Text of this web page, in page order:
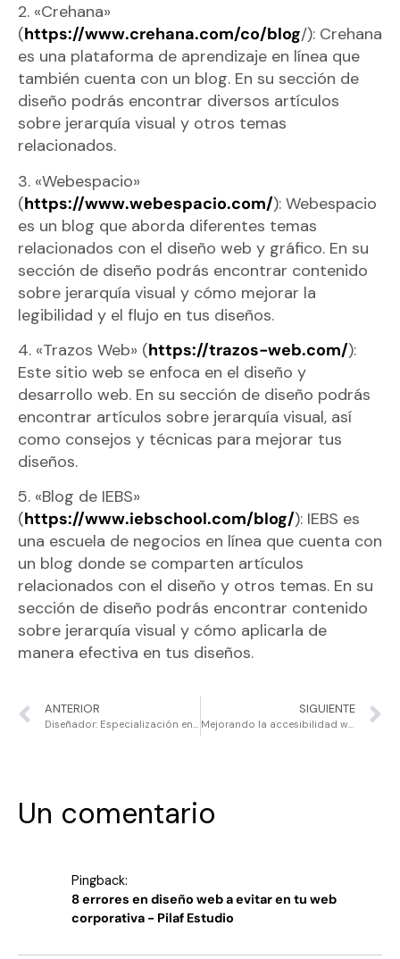
2. «Crehana»
(https://www.crehana.com/co/blog/): Crehana
es una plataforma de aprendizaje en línea que
también cuenta con un blog. En su sección de
diseño podrás encontrar diversos artículos
sobre jerarquía visual y otros temas
relacionados.
3. «Webespacio»
(https://www.webespacio.com/): Webespacio
es un blog que aborda diferentes temas
relacionados con el diseño web y gráfico. En su
sección de diseño podrás encontrar contenido
sobre jerarquía visual y cómo mejorar la
legibilidad y el flujo en tus diseños.
4. «Trazos Web» (https://trazos-web.com/):
Este sitio web se enfoca en el diseño y
desarrollo web. En su sección de diseño podrás
encontrar artículos sobre jerarquía visual, así
como consejos y técnicas para mejorar tus
diseños.
5. «Blog de IEBS»
(https://www.iebschool.com/blog/): IEBS es
una escuela de negocios en línea que cuenta con
un blog donde se comparten artículos
relacionados con el diseño y otros temas. En su
sección de diseño podrás encontrar contenido
sobre jerarquía visual y cómo aplicarla de
manera efectiva en tus diseños.
ANTERIOR SIGUIENTE
Un comentario
Pingback:
8 errores en diseño web a evitar en tu web
corporativa - Pilaf Estudio